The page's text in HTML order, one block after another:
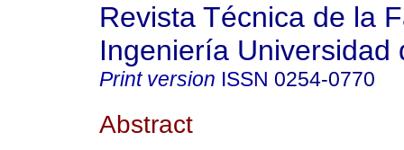
Revista Técnica de la
Ingeniería Universidad
Print version ISSN 0254-0770
Abstract